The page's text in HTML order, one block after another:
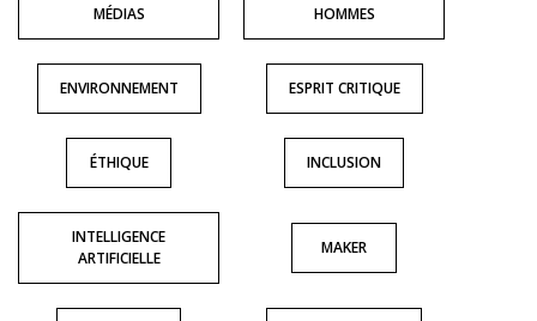
MÉDIAS
HOMMES
ENVIRONNEMENT ESPRIT CRITIQUE
ÉTHIQUE INCLUSION
INTELLIGENCE
ARTIFICIELLE
MAKER